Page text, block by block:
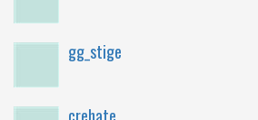
gg_stige